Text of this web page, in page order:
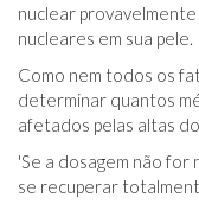
nuclear
nucleares em sua pele.
Como nem todos os
determinar quantos
afetados pelas altas
'Se a dosagem não for
se recuperar